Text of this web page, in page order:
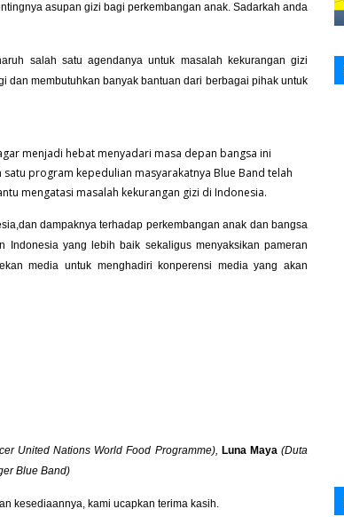
asupan gizi bagi perkembangan anak. Sadarkah anda
salah satu agendanya untuk masalah kekurangan gizi
dan membutuhkan banyak bantuan dari berbagai pihak untuk
menjadi hebat menyadari masa depan bangsa ini
program kepedulian masyarakatnya Blue Band telah
mengatasi masalah kekurangan gizi di Indonesia.
dampaknya terhadap perkembangan anak dan bangsa
yang lebih baik sekaligus menyaksikan pameran
media untuk menghadiri konperensi media yang akan
United Nations World Food Programme), Luna Maya(Duta
Blue Band)
kesediaannya, kami ucapkan terima kasih.